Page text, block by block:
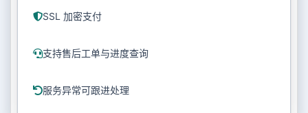
SSL 加密支付
支持售后工单与进度查询
服务异常可跟进处理